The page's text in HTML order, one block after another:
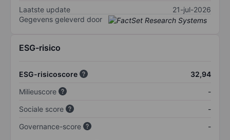
Laatste update
21-jul-2026
Gegevens geleverd door
ESG-risico
ESG-risicoscore
32,94
Milieuscore
-
Sociale score
-
Governance-score
-